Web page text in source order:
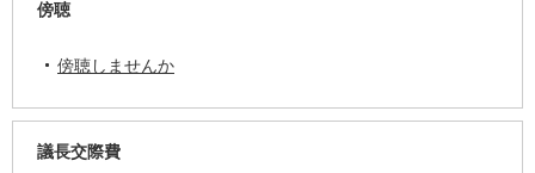
傍聴
傍聴しませんか
議長交際費